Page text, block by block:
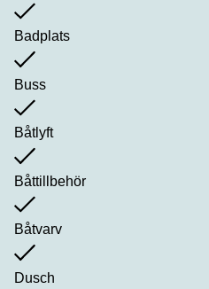
Badplats
Buss
Båtlyft
Båttillbehör
Båtvarv
Dusch